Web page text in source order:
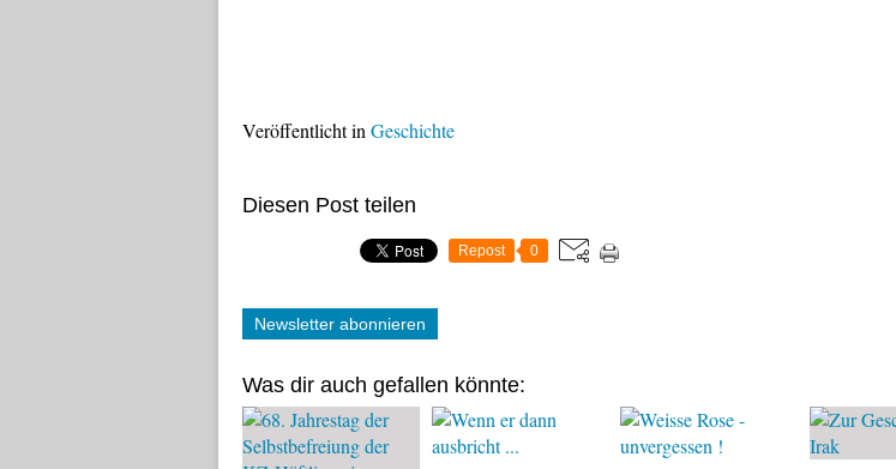
Veröffentlicht in Geschichte
Diesen Post teilen
Repost 0
Newsletter abonnieren
Was dir auch gefallen könnte: